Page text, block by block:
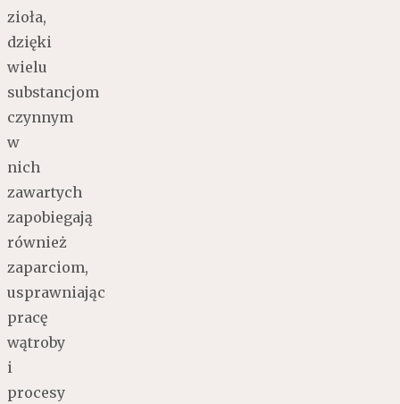
zioła,
dzięki
wielu
substancjom
czynnym
w
nich
zawartych
zapobiegają
również
zaparciom,
usprawniając
pracę
wątroby
i
procesy